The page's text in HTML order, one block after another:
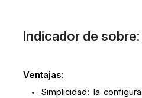
Indicador de
Ventajas:
Simplicidad: la